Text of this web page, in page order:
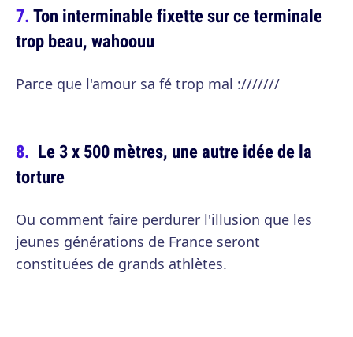
Ton interminable fixette sur ce terminale
trop beau, wahoouu
Parce que l'amour sa fé trop mal :///////
Le 3 x 500 mètres, une autre idée de la
torture
Ou comment faire perdurer l'illusion que les
jeunes générations de France seront
constituées de grands athlètes.